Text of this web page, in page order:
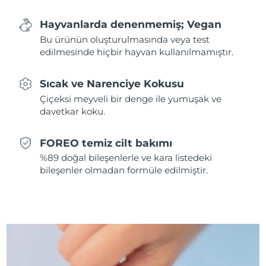
Hayvanlarda denenmemiş; Vegan
Bu ürünün oluşturulmasında veya test
edilmesinde hiçbir hayvan kullanılmamıştır.
Sıcak ve Narenciye Kokusu
Çiçeksi meyveli bir denge ile yumuşak ve
davetkar koku.
FOREO temiz cilt bakımı
%89 doğal bileşenlerle ve kara listedeki
bileşenler olmadan formüle edilmiştir.
Slovakya Tahmini teslim tarihi8/11/26
Slovenya Tahmini teslim tarihi8/11/26
Güney Afrika Tahmini teslim tarihi
Güney Kore
İspanya
Tahmini teslim tarihi
Tahmini teslim tarihi